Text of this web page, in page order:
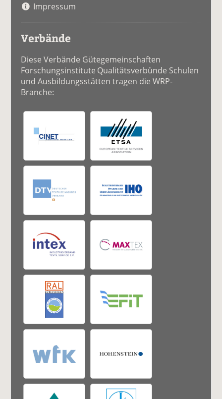
Impressum
Verbände
Diese Verbände Gütegemeinschaften
Forschungsinstitute Qualitätsverbünde Schulen
und Ausbildungsstätten tragen die WRP-
Branche: